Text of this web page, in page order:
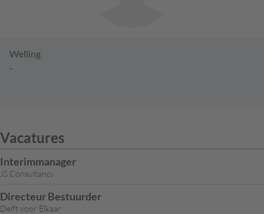
Welling
-
Vacatures
Interimmanager
JS Consultancy
Directeur Bestuurder
Delft voor Elkaar